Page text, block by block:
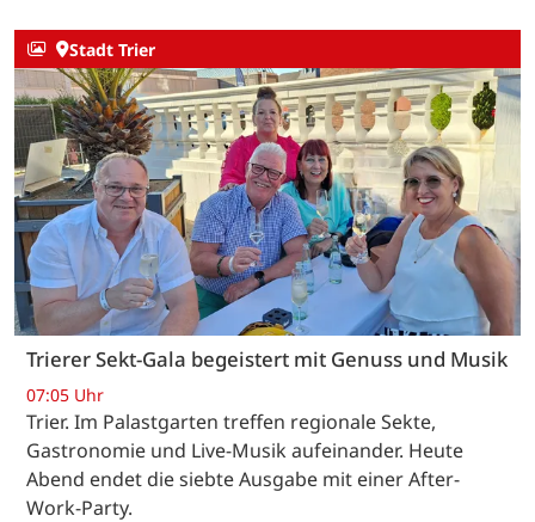
Stadt Trier
Trierer Sekt-Gala begeistert mit Genuss und Musik
07:05 Uhr
Trier. Im Palastgarten treffen regionale Sekte,
Gastronomie und Live-Musik aufeinander. Heute
Abend endet die siebte Ausgabe mit einer After-
Work-Party.